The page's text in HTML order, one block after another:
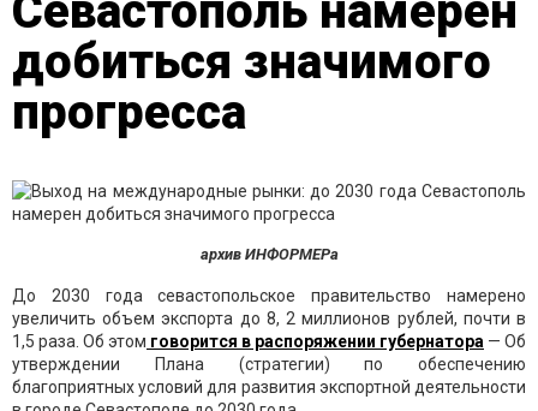
Севастополь намерен
добиться значимого
прогресса
архив ИНФОРМЕРа
До 2030 года севастопольское правительство намерено
увеличить объем экспорта до 8, 2 миллионов рублей, почти в
1,5 раза. Об этом говорится в распоряжении губернатора — Об
утверждении Плана (стратегии) по обеспечению
благоприятных условий для развития экспортной деятельности